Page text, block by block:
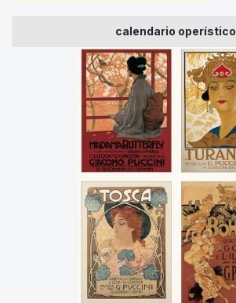
calendario operístico